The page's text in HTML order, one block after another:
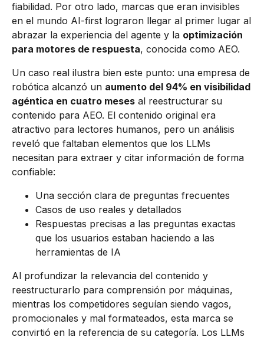
fiabilidad. Por otro lado, marcas que eran invisibles
en el mundo AI-first lograron llegar al primer lugar al
abrazar la experiencia del agente y la optimización
para motores de respuesta, conocida como AEO.
Un caso real ilustra bien este punto: una empresa de
robótica alcanzó un aumento del 94% en visibilidad
agéntica en cuatro meses al reestructurar su
contenido para AEO. El contenido original era
atractivo para lectores humanos, pero un análisis
reveló que faltaban elementos que los LLMs
necesitan para extraer y citar información de forma
confiable:
Una sección clara de preguntas frecuentes
Casos de uso reales y detallados
Respuestas precisas a las preguntas exactas
que los usuarios estaban haciendo a las
herramientas de IA
Al profundizar la relevancia del contenido y
reestructurarlo para comprensión por máquinas,
mientras los competidores seguían siendo vagos,
promocionales y mal formateados, esta marca se
convirtió en la referencia de su categoría. Los LLMs